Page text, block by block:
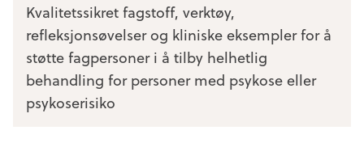
Kvalitetssikret fagstoff, verktøy,
refleksjonsøvelser og kliniske eksempler for å
støtte fagpersoner i å tilby helhetlig
behandling for personer med psykose eller
psykoserisiko